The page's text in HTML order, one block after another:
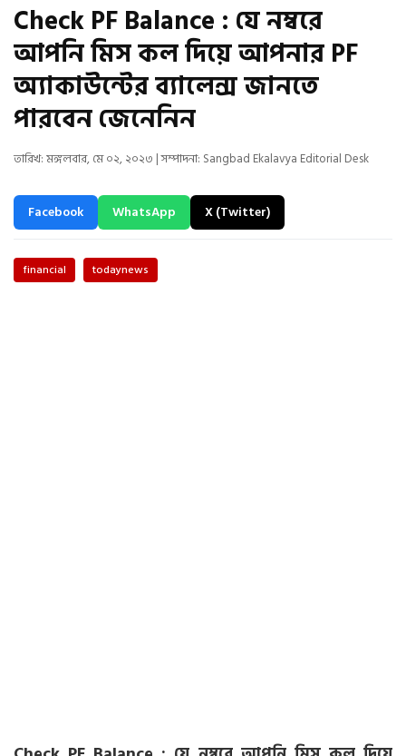
Check PF Balance : যে নম্বরে
আপনি মিস কল দিয়ে আপনার PF
অ্যাকাউন্টের ব্যালেন্স জানতে
পারবেন জেনেনিন
তারিখ: মঙ্গলবার, মে ০২, ২০২৩ | সম্পাদনা: Sangbad Ekalavya Editorial Desk
Facebook WhatsApp X (Twitter)
financial todaynews